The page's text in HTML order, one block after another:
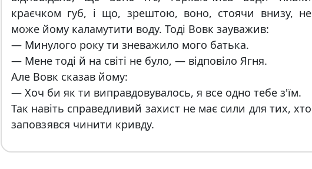
краєчком губ, і що, зрештою, воно, стоячи внизу, не
може йому каламутити воду. Тоді Вовк зауважив:
— Минулого року ти зневажило мого батька.
— Мене тоді й на світі не було, — відповіло Ягня.
Але Вовк сказав йому:
— Хоч би як ти виправдовувалось, я все одно тебе з'їм.
Так навіть справедливий захист не має сили для тих, хто
заповзявся чинити кривду.